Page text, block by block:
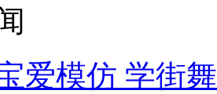
爱模仿 学街